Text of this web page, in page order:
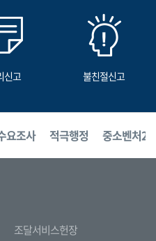
신고 불친절신고
요조사 적극행정 중소벤처24
조달서비스헌장